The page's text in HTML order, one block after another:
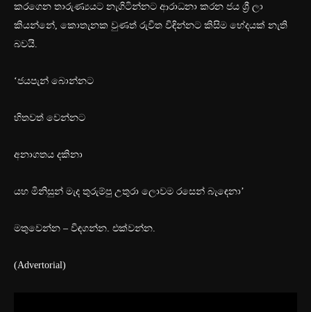
කරගෙන තාරුණ්‍යයට නැගිටින්නට ආරාධනා කරන ජය ශ්‍රී ලා
කියන්නේ, කොතැනක වුණත් රුවිත විඳින්නට කිසිම භේදයක් නැති
බවයි. ‍
‘ජයපැන් බොන්නට
හිතවත් වෙන්නට
අනාගතය දකිනා
යහ මිනිසුන් මැද තුරුම්පු උතුරා ලොවම රසෙන් බැ‍ඳෙනා’
මතුවෙන්න – විඳගන්න. එක්වන්න.
(Advertorial)